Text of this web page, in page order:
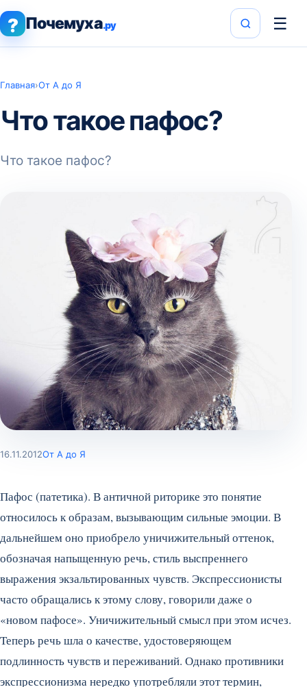
? Почемуха.ру ☰
Главная›От А до Я
Что такое пафос?
Что такое пафос?
16.11.2012От А до Я
Пафос (патетика). В античной риторике это понятие
относилось к образам, вызывающим сильные эмоции. В
дальнейшем оно приобрело уничижительный оттенок,
обозначая напыщенную речь, стиль выспреннего
выражения экзальтированных чувств. Экспрессионисты
часто обращались к этому слову, говорили даже о
«новом пафосе». Уничижительный смысл при этом исчез.
Теперь речь шла о качестве, удостоверяющем
подлинность чувств и переживаний. Однако противники
экспрессионизма нередко употребляли этот термин,